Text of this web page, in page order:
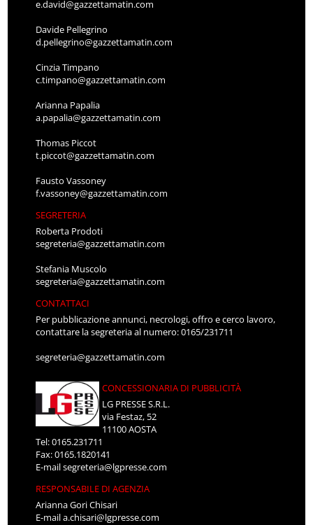
e.david@gazzettamatin.com
Davide Pellegrino
d.pellegrino@gazzettamatin.com
Cinzia Timpano
c.timpano@gazzettamatin.com
Arianna Papalia
a.papalia@gazzettamatin.com
Thomas Piccot
t.piccot@gazzettamatin.com
Fausto Vassoney
f.vassoney@gazzettamatin.com
SEGRETERIA
Roberta Prodoti
segreteria@gazzettamatin.com
Stefania Muscolo
segreteria@gazzettamatin.com
CONTATTACI
Per pubblicazione annunci, necrologi, offro e cerco lavoro,
contattare la segreteria al numero: 0165/231711
segreteria@gazzettamatin.com
CONCESSIONARIA DI PUBBLICITÀ
LG PRESSE S.R.L.
via Festaz, 52
11100 AOSTA
Tel: 0165.231711
Fax: 0165.1820141
E-mailsegreteria@lgpresse.com
RESPONSABILE DI AGENZIA
Arianna Gori Chisari
E-maila.chisari@lgpresse.com